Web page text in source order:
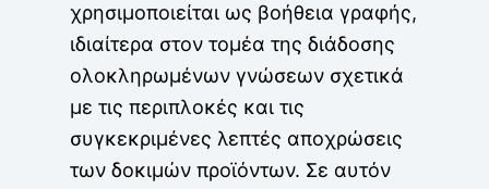
χρησιμοποιείται ως βοήθεια γραφής,
ιδιαίτερα στον τομέα της διάδοσης
ολοκληρωμένων γνώσεων σχετικά
με τις περιπλοκές και τις
συγκεκριμένες λεπτές αποχρώσεις
των δοκιμών προϊόντων. Σε αυτόν